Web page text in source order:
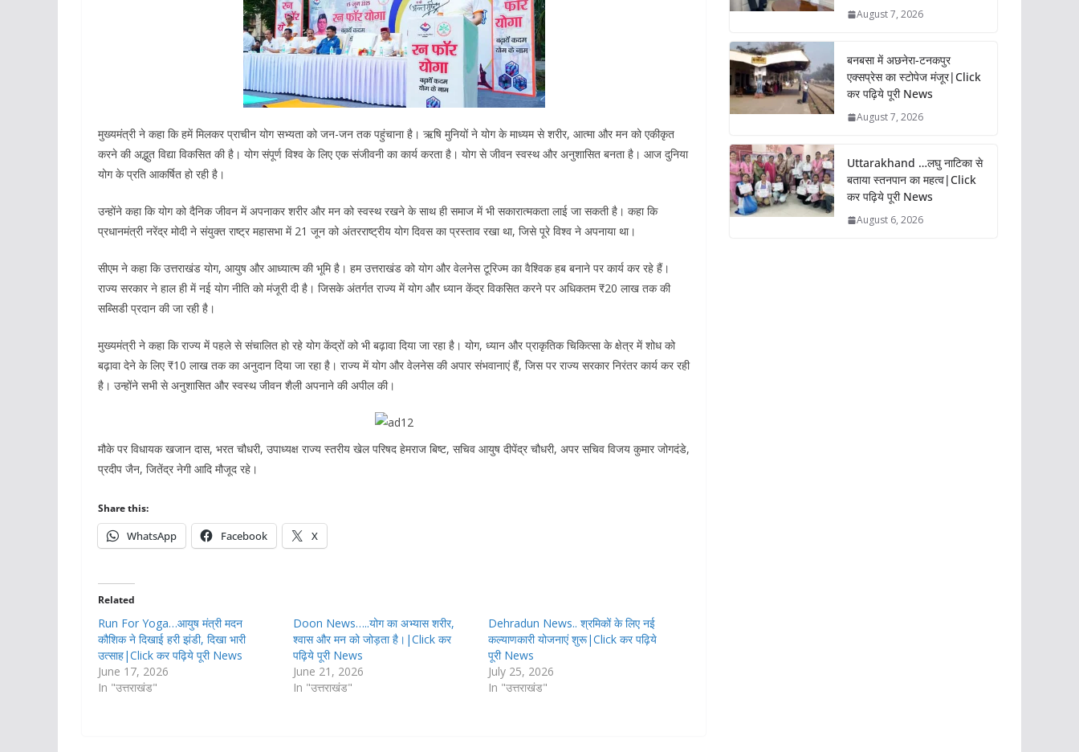
मुख्यमंत्री ने कहा कि हमें मिलकर प्राचीन योग सभ्यता को जन-जन तक पहुंचाना है। ऋषि मुनियों ने योग के माध्यम से शरीर, आत्मा और मन को एकीकृत
करने की अद्भुत विद्या विकसित की है। योग संपूर्ण विश्व के लिए एक संजीवनी का कार्य करता है। योग से जीवन स्वस्थ और अनुशासित बनता है। आज दुनिया
योग के प्रति आकर्षित हो रही है।
उन्होंने कहा कि योग को दैनिक जीवन में अपनाकर शरीर और मन को स्वस्थ रखने के साथ ही समाज में भी सकारात्मकता लाई जा सकती है। कहा कि
प्रधानमंत्री नरेंद्र मोदी ने संयुक्त राष्ट्र महासभा में 21 जून को अंतरराष्ट्रीय योग दिवस का प्रस्ताव रखा था, जिसे पूरे विश्व ने अपनाया था।
सीएम ने कहा कि उत्तराखंड योग, आयुष और आध्यात्म की भूमि है। हम उत्तराखंड को योग और वेलनेस टूरिज्म का वैश्विक हब बनाने पर कार्य कर रहे हैं।
राज्य सरकार ने हाल ही में नई योग नीति को मंजूरी दी है। जिसके अंतर्गत राज्य में योग और ध्यान केंद्र विकसित करने पर अधिकतम ₹20 लाख तक की
सब्सिडी प्रदान की जा रही है।
मुख्यमंत्री ने कहा कि राज्य में पहले से संचालित हो रहे योग केंद्रों को भी बढ़ावा दिया जा रहा है। योग, ध्यान और प्राकृतिक चिकित्सा के क्षेत्र में शोध को
बढ़ावा देने के लिए ₹10 लाख तक का अनुदान दिया जा रहा है। राज्य में योग और वेलनेस की अपार संभवानाएं हैं, जिस पर राज्य सरकार निरंतर कार्य कर रही
है। उन्होंने सभी से अनुशासित और स्वस्थ जीवन शैली अपनाने की अपील की।
मौके पर विधायक खजान दास, भरत चौधरी, उपाध्यक्ष राज्य स्तरीय खेल परिषद हेमराज बिष्ट, सचिव आयुष दीपेंद्र चौधरी, अपर सचिव विजय कुमार जोगदंडे,
प्रदीप जैन, जितेंद्र नेगी आदि मौजूद रहे।
Share this:
WhatsApp Facebook X
Related
Run For Yoga…आयुष मंत्री मदन
कौशिक ने दिखाई हरी झंडी, दिखा भारी
उत्साह|Click कर पढ़िये पूरी News
June 17, 2026
In "उत्तराखंड"
Doon News…..योग का अभ्यास शरीर,
श्वास और मन को जोड़ता है।|Click कर
पढ़िये पूरी News
June 21, 2026
In "उत्तराखंड"
Dehradun News.. श्रमिकों के लिए नई
कल्याणकारी योजनाएं शुरू|Click कर पढ़िये
पूरी News
July 25, 2026
In "उत्तराखंड"
August 7, 2026
बनबसा में अछनेरा-टनकपुर
एक्सप्रेस का स्टोपेज मंजूर|Click
कर पढ़िये पूरी News
August 7, 2026
Uttarakhand …लघु नाटिका से
बताया स्तनपान का महत्व|Click
कर पढ़िये पूरी News
August 6, 2026